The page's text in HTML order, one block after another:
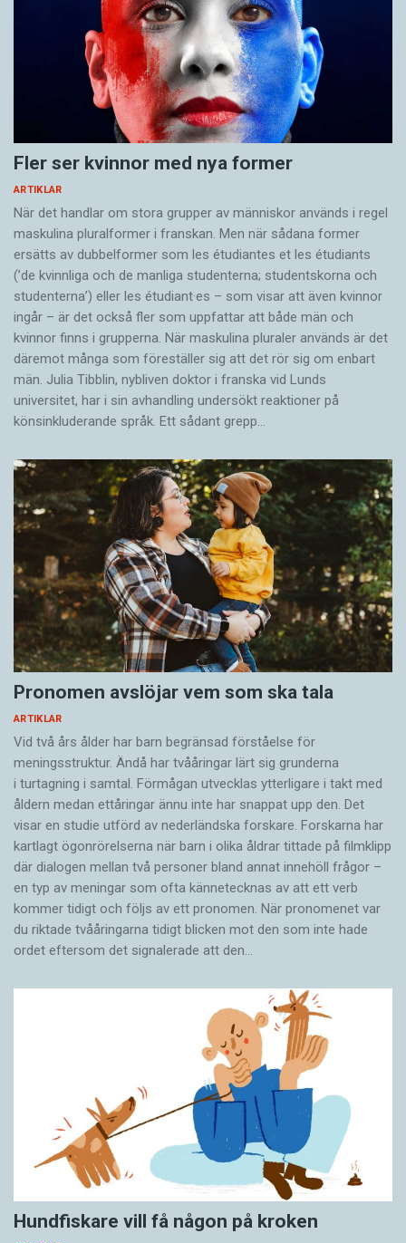
Fler ser kvinnor med nya former
ARTIKLAR
När det handlar om stora grupper av människor används i regel
maskulina pluralformer i franskan. Men när sådana ­former
ersätts av dubbel­former som les étudiantes et les étudiants
(’de kvinnliga och de manliga studenterna; studentskorna och
studenterna’) eller les étudiant·es – som visar att även kvinnor
ingår – är det också fler som uppfattar att både män och
kvinnor finns i grupperna. När maskulina pluraler används är det
där­emot många som föreställer sig att det rör sig om enbart
män. Julia Tibblin, nybliven doktor i franska vid Lunds
universitet, har i sin avhandling undersökt reaktioner på
könsinkluderande språk. Ett sådant grepp…
Pronomen avslöjar vem som ska tala
ARTIKLAR
Vid två års ålder har barn begränsad förståelse för
meningsstruktur. Ändå har tvååringar lärt sig grunderna
i turtagning i samtal. Förmågan utvecklas ytterligare i takt med
åldern medan ettåringar ännu inte har snappat upp den. Det
visar en studie utförd av nederländska forskare. Forskarna har
kartlagt ögonrörelserna när barn i olika åldrar tittade på filmklipp
där dialogen mellan två personer bland annat innehöll frågor –
en typ av meningar som ofta kännetecknas av att ett verb
kommer tidigt och följs av ett pronomen. När pronomenet var
du riktade tvååringarna tidigt blicken mot den som inte hade
ordet eftersom det ­signalerade att den…
Hundfiskare vill få någon på kroken